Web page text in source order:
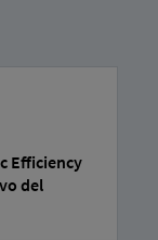
Efficiency
del